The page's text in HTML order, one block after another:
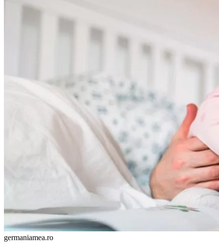
germaniamea.ro